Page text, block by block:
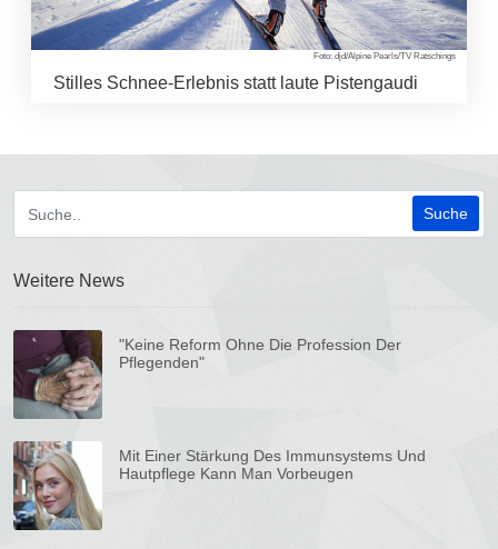
Foto: djd/Alpine Pearls/TV Ratschings
Stilles Schnee-Erlebnis statt laute Pistengaudi
Weitere News
"Keine Reform Ohne Die Profession Der
Pflegenden"
Mit Einer Stärkung Des Immunsystems Und
Hautpflege Kann Man Vorbeugen